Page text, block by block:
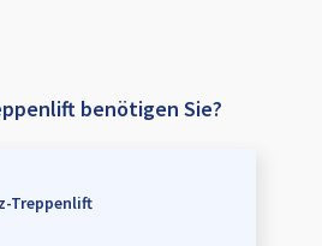
benötigen Sie?
Treppenlift